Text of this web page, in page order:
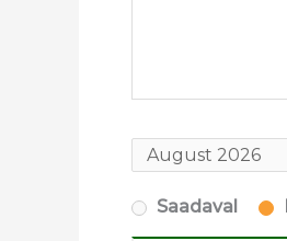
Saadaval